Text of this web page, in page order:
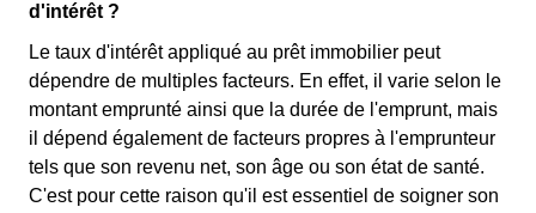
d'intérêt ?
Le taux d'intérêt appliqué au prêt immobilier peut
dépendre de multiples facteurs. En effet, il varie selon le
montant emprunté ainsi que la durée de l'emprunt, mais
il dépend également de facteurs propres à l'emprunteur
tels que son revenu net, son âge ou son état de santé.
C'est pour cette raison qu'il est essentiel de soigner son